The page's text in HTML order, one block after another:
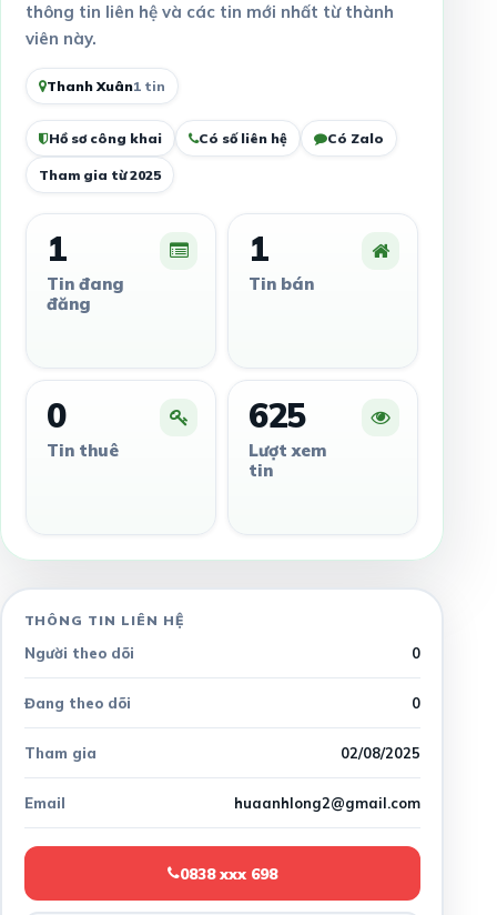
thông tin liên hệ và các tin mới nhất từ thành
viên này.
Thanh Xuân1 tin
Hồ sơ công khai Có số liên hệ Có Zalo
Tham gia từ 2025
1
Tin đang
đăng
1
Tin bán
0
Tin thuê
625
Lượt xem
tin
THÔNG TIN LIÊN HỆ
Người theo dõi 0
Đang theo dõi 0
Tham gia 02/08/2025
Email huaanhlong2@gmail.com
0838 xxx 698